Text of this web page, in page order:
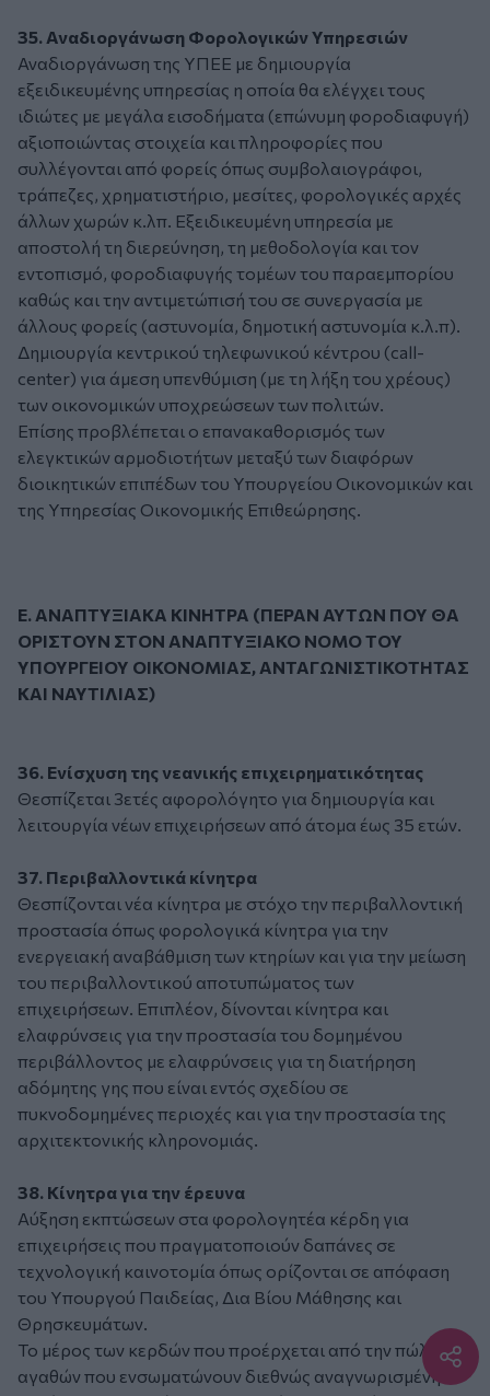
35. Αναδιοργάνωση Φορολογικών Υπηρεσιών
Αναδιοργάνωση της ΥΠΕΕ με δημιουργία
εξειδικευμένης υπηρεσίας η οποία θα ελέγχει τους
ιδιώτες με μεγάλα εισοδήματα (επώνυμη φοροδιαφυγή)
αξιοποιώντας στοιχεία και πληροφορίες που
συλλέγονται από φορείς όπως συμβολαιογράφοι,
τράπεζες, χρηματιστήριο, μεσίτες, φορολογικές αρχές
άλλων χωρών κ.λπ. Εξειδικευμένη υπηρεσία με
αποστολή τη διερεύνηση, τη μεθοδολογία και τον
εντοπισμό, φοροδιαφυγής τομέων του παραεμπορίου
καθώς και την αντιμετώπισή του σε συνεργασία με
άλλους φορείς (αστυνομία, δημοτική αστυνομία κ.λ.π).
Δημιουργία κεντρικού τηλεφωνικού κέντρου (call-
center) για άμεση υπενθύμιση (με τη λήξη του χρέους)
των οικονομικών υποχρεώσεων των πολιτών.
Επίσης προβλέπεται ο επανακαθορισμός των
ελεγκτικών αρμοδιοτήτων μεταξύ των διαφόρων
διοικητικών επιπέδων του Υπουργείου Οικονομικών και
της Υπηρεσίας Οικονομικής Επιθεώρησης.
Ε. ΑΝΑΠΤΥΞΙΑΚΑ ΚΙΝΗΤΡΑ (ΠΕΡΑΝ ΑΥΤΩΝ ΠΟΥ ΘΑ
ΟΡΙΣΤΟΥΝ ΣΤΟΝ ΑΝΑΠΤΥΞΙΑΚΟ ΝΟΜΟ ΤΟΥ
ΥΠΟΥΡΓΕΙΟΥ ΟΙΚΟΝΟΜΙΑΣ, ΑΝΤΑΓΩΝΙΣΤΙΚΟΤΗΤΑΣ
ΚΑΙ ΝΑΥΤΙΛΙΑΣ)
36. Ενίσχυση της νεανικής επιχειρηματικότητας
Θεσπίζεται 3ετές αφορολόγητο για δημιουργία και
λειτουργία νέων επιχειρήσεων από άτομα έως 35 ετών.
37. Περιβαλλοντικά κίνητρα
Θεσπίζονται νέα κίνητρα με στόχο την περιβαλλοντική
προστασία όπως φορολογικά κίνητρα για την
ενεργειακή αναβάθμιση των κτηρίων και για την μείωση
του περιβαλλοντικού αποτυπώματος των
επιχειρήσεων. Επιπλέον, δίνονται κίνητρα και
ελαφρύνσεις για την προστασία του δομημένου
περιβάλλοντος με ελαφρύνσεις για τη διατήρηση
αδόμητης γης που είναι εντός σχεδίου σε
πυκνοδομημένες περιοχές και για την προστασία της
αρχιτεκτονικής κληρονομιάς.
38. Κίνητρα για την έρευνα
Αύξηση εκπτώσεων στα φορολογητέα κέρδη για
επιχειρήσεις που πραγματοποιούν δαπάνες σε
τεχνολογική καινοτομία όπως ορίζονται σε απόφαση
του Υπουργού Παιδείας, Δια Βίου Μάθησης και
Θρησκευμάτων.
Το μέρος των κερδών που προέρχεται από την πώληση
αγαθών που ενσωματώνουν διεθνώς αναγνωρισμένη